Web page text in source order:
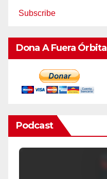
Subscribe
Dona A Fuera Órbita
Podcast